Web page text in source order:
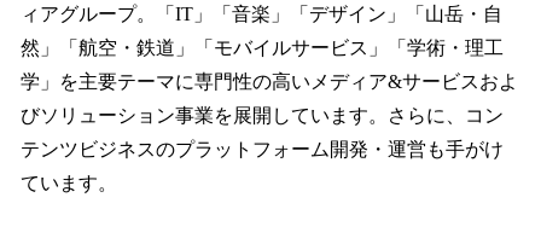
ィアグループ。「IT」「音楽」「デザイン」「山岳・自
然」「航空・鉄道」「モバイルサービス」「学術・理工
学」を主要テーマに専門性の高いメディア&サービスおよ
びソリューション事業を展開しています。さらに、コン
テンツビジネスのプラットフォーム開発・運営も手がけ
ています。